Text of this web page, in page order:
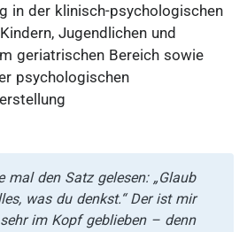
in der klinisch-psychologischen
Jugendlichen und
geriatrischen Bereich sowie
psychologischen
mal den Satz gelesen: „Glaub
was du denkst.“ Der ist mir
im Kopf geblieben – denn